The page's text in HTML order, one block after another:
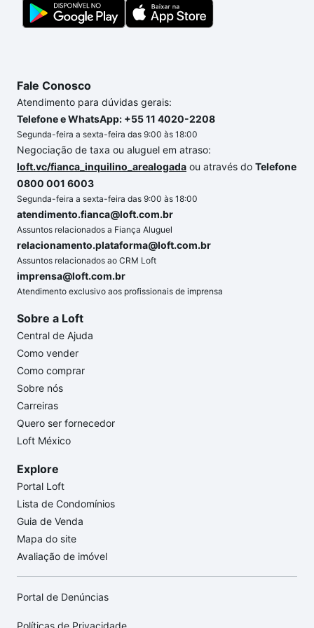
segurança e conforto. Loft, com você até as
Fale Conosco
Atendimento para dúvidas gerais:
Telefone e WhatsApp: +55 11 4020-2208
Segunda-feira a sexta-feira das 9:00 às 18:00
Negociação de taxa ou aluguel em atraso:
loft.vc/fianca_inquilino_arealogada ou através do Telefone
0800 001 6003
Segunda-feira a sexta-feira das 9:00 às 18:00
atendimento.fianca@loft.com.br
Assuntos relacionados a Fiança Aluguel
relacionamento.plataforma@loft.com.br
Assuntos relacionados ao CRM Loft
imprensa@loft.com.br
Atendimento exclusivo aos profissionais de imprensa
Sobre a Loft
Central de Ajuda
Como vender
Como comprar
Sobre nós
Carreiras
Quero ser fornecedor
Loft México
Explore
Portal Loft
Lista de Condomínios
Guia de Venda
Mapa do site
Avaliação de imóvel
Portal de Denúncias
Políticas de Privacidade